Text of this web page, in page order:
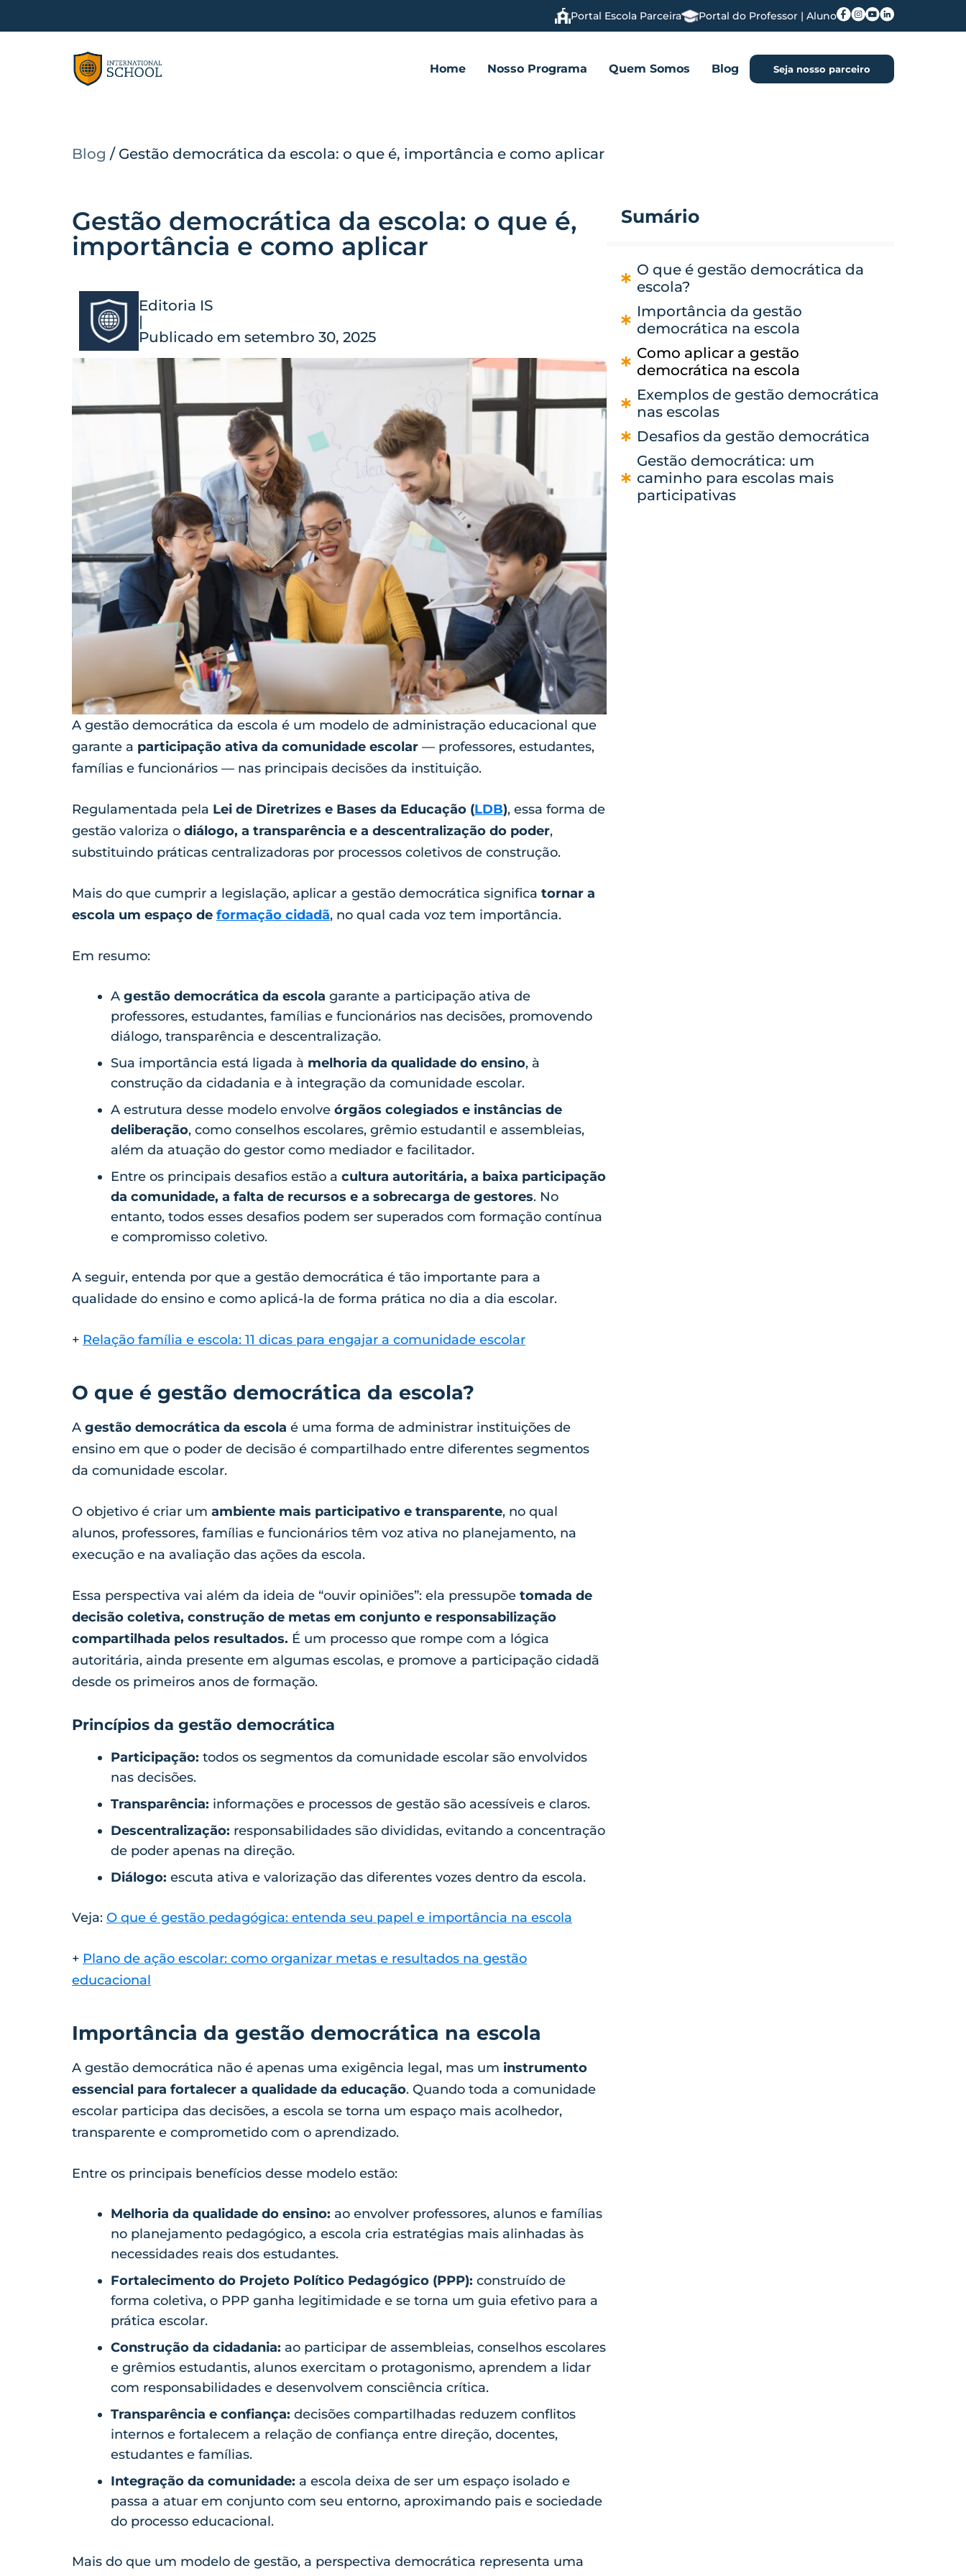
Portal Escola Parceira Portal do Professor | Aluno
Home Nosso Programa Quem Somos Blog Seja nosso parceiro
Blog / Gestão democrática da escola: o que é, importância e como aplicar
Gestão democrática da escola: o que é,
importância e como aplicar
Editoria IS
|
Publicado em setembro 30, 2025
A gestão democrática da escola é um modelo de administração educacional que
garante a participação ativa da comunidade escolar — professores, estudantes,
famílias e funcionários — nas principais decisões da instituição.
Regulamentada pela Lei de Diretrizes e Bases da Educação (LDB), essa forma de
gestão valoriza o diálogo, a transparência e a descentralização do poder,
substituindo práticas centralizadoras por processos coletivos de construção.
Mais do que cumprir a legislação, aplicar a gestão democrática significa tornar a
escola um espaço de formação cidadã, no qual cada voz tem importância.
Em resumo:
A gestão democrática da escola garante a participação ativa de
professores, estudantes, famílias e funcionários nas decisões, promovendo
diálogo, transparência e descentralização.
Sua importância está ligada à melhoria da qualidade do ensino, à
construção da cidadania e à integração da comunidade escolar.
A estrutura desse modelo envolve órgãos colegiados e instâncias de
deliberação, como conselhos escolares, grêmio estudantil e assembleias,
além da atuação do gestor como mediador e facilitador.
Entre os principais desafios estão a cultura autoritária, a baixa participação
da comunidade, a falta de recursos e a sobrecarga de gestores. No
entanto, todos esses desafios podem ser superados com formação contínua
e compromisso coletivo.
A seguir, entenda por que a gestão democrática é tão importante para a
qualidade do ensino e como aplicá-la de forma prática no dia a dia escolar.
+ Relação família e escola: 11 dicas para engajar a comunidade escolar
O que é gestão democrática da escola?
A gestão democrática da escola é uma forma de administrar instituições de
ensino em que o poder de decisão é compartilhado entre diferentes segmentos
da comunidade escolar.
O objetivo é criar um ambiente mais participativo e transparente, no qual
alunos, professores, famílias e funcionários têm voz ativa no planejamento, na
execução e na avaliação das ações da escola.
Essa perspectiva vai além da ideia de “ouvir opiniões”: ela pressupõe tomada de
decisão coletiva, construção de metas em conjunto e responsabilização
compartilhada pelos resultados. É um processo que rompe com a lógica
autoritária, ainda presente em algumas escolas, e promove a participação cidadã
desde os primeiros anos de formação.
Princípios da gestão democrática
Participação: todos os segmentos da comunidade escolar são envolvidos
nas decisões.
Transparência: informações e processos de gestão são acessíveis e claros.
Descentralização: responsabilidades são divididas, evitando a concentração
de poder apenas na direção.
Diálogo: escuta ativa e valorização das diferentes vozes dentro da escola.
Veja: O que é gestão pedagógica: entenda seu papel e importância na escola
+ Plano de ação escolar: como organizar metas e resultados na gestão
educacional
Importância da gestão democrática na escola
A gestão democrática não é apenas uma exigência legal, mas um instrumento
essencial para fortalecer a qualidade da educação. Quando toda a comunidade
escolar participa das decisões, a escola se torna um espaço mais acolhedor,
transparente e comprometido com o aprendizado.
Entre os principais benefícios desse modelo estão:
Melhoria da qualidade do ensino: ao envolver professores, alunos e famílias
no planejamento pedagógico, a escola cria estratégias mais alinhadas às
necessidades reais dos estudantes.
Fortalecimento do Projeto Político Pedagógico (PPP): construído de
forma coletiva, o PPP ganha legitimidade e se torna um guia efetivo para a
prática escolar.
Construção da cidadania: ao participar de assembleias, conselhos escolares
e grêmios estudantis, alunos exercitam o protagonismo, aprendem a lidar
com responsabilidades e desenvolvem consciência crítica.
Transparência e confiança: decisões compartilhadas reduzem conflitos
internos e fortalecem a relação de confiança entre direção, docentes,
estudantes e famílias.
Integração da comunidade: a escola deixa de ser um espaço isolado e
passa a atuar em conjunto com seu entorno, aproximando pais e sociedade
do processo educacional.
Mais do que um modelo de gestão, a perspectiva democrática representa uma
Sumário
O que é gestão democrática da
escola?
Importância da gestão
democrática na escola
Como aplicar a gestão
democrática na escola
Exemplos de gestão democrática
nas escolas
Desafios da gestão democrática
Gestão democrática: um
caminho para escolas mais
participativas